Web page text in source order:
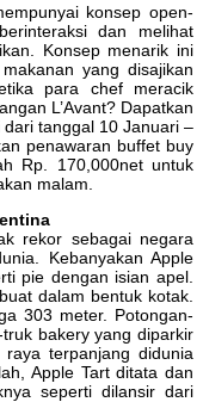
konsep open-
dan melihat
Konsep menarik ini
yang disajikan
para chef meracik
L’Avant? Dapatkan
tanggal 10 Januari –
penawaran buffet buy
Rp. 170,000net untuk
malam.
rekor sebagai negara
Kebanyakan Apple
pie dengan isian apel.
dalam bentuk kotak.
303 meter. Potongan-
bakery yang diparkir
terpanjang didunia
Apple Tart ditata dan
seperti dilansir dari